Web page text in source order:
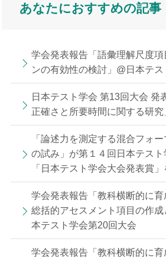
あなたにおすすめの記事
学会発表報告「語彙理解尺度項
ンの有効性の検討」@日本テ
日本テスト学会 第13回大会 発
正確さと所要時間に関する研究
「論述力を測定する混合フォ
の試み」が第１４回日本テス
「日本テスト学会大会発表賞
学会発表報告「教科横断的に
総括的アセスメント項目の作成
本テスト学会第20回大会
学会発表報告「教科横断的に